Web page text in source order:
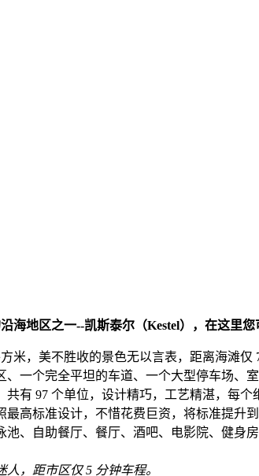
海地区之一--凯斯泰尔（Kestel），在这里
米，美不胜收的景色无以言表，距离海滩仅
一个完全平坦的车道、一个大型停车场、室
有 97 个单位，设计精巧，工艺精湛，每个
高标准设计，不惜花费巨资，将标准提升到
池、自助餐厅、餐厅、酒吧、电影院、健
，距市区仅 5 分钟车程。